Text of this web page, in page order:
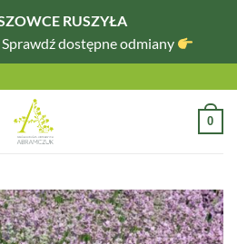
RUSZYŁA
Sprawdź dostępne odmiany
0